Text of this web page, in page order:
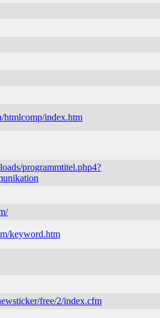
htmlcomp/index.htm
programmtitel.php4?
keyword.htm
free/2/index.cfm